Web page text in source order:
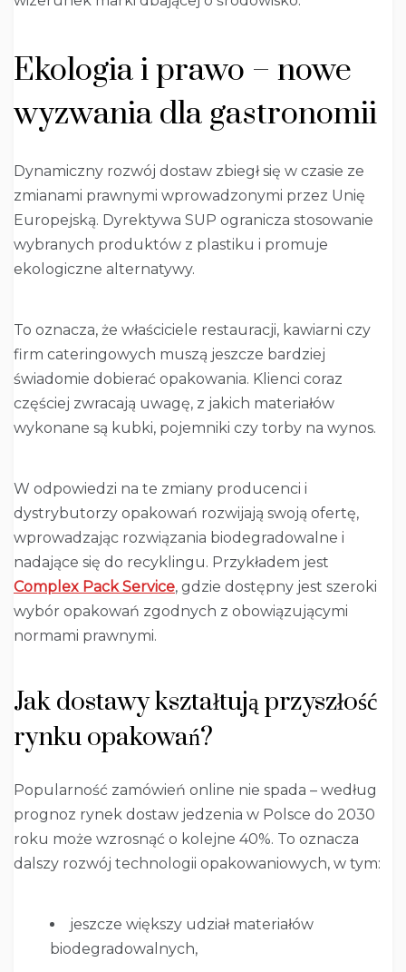
Ekologia i prawo – nowe
wyzwania dla gastronomii
Dynamiczny rozwój dostaw zbiegł się w czasie ze
zmianami prawnymi wprowadzonymi przez Unię
Europejską. Dyrektywa SUP ogranicza stosowanie
wybranych produktów z plastiku i promuje
ekologiczne alternatywy.
To oznacza, że właściciele restauracji, kawiarni czy
firm cateringowych muszą jeszcze bardziej
świadomie dobierać opakowania. Klienci coraz
częściej zwracają uwagę, z jakich materiałów
wykonane są kubki, pojemniki czy torby na wynos.
W odpowiedzi na te zmiany producenci i
dystrybutorzy opakowań rozwijają swoją ofertę,
wprowadzając rozwiązania biodegradowalne i
nadające się do recyklingu. Przykładem jest
Complex Pack Service, gdzie dostępny jest szeroki
wybór opakowań zgodnych z obowiązującymi
normami prawnymi.
Jak dostawy kształtują przyszłość
rynku opakowań?
Popularność zamówień online nie spada – według
prognoz rynek dostaw jedzenia w Polsce do 2030
roku może wzrosnąć o kolejne 40%. To oznacza
dalszy rozwój technologii opakowaniowych, w tym:
jeszcze większy udział materiałów
biodegradowalnych,